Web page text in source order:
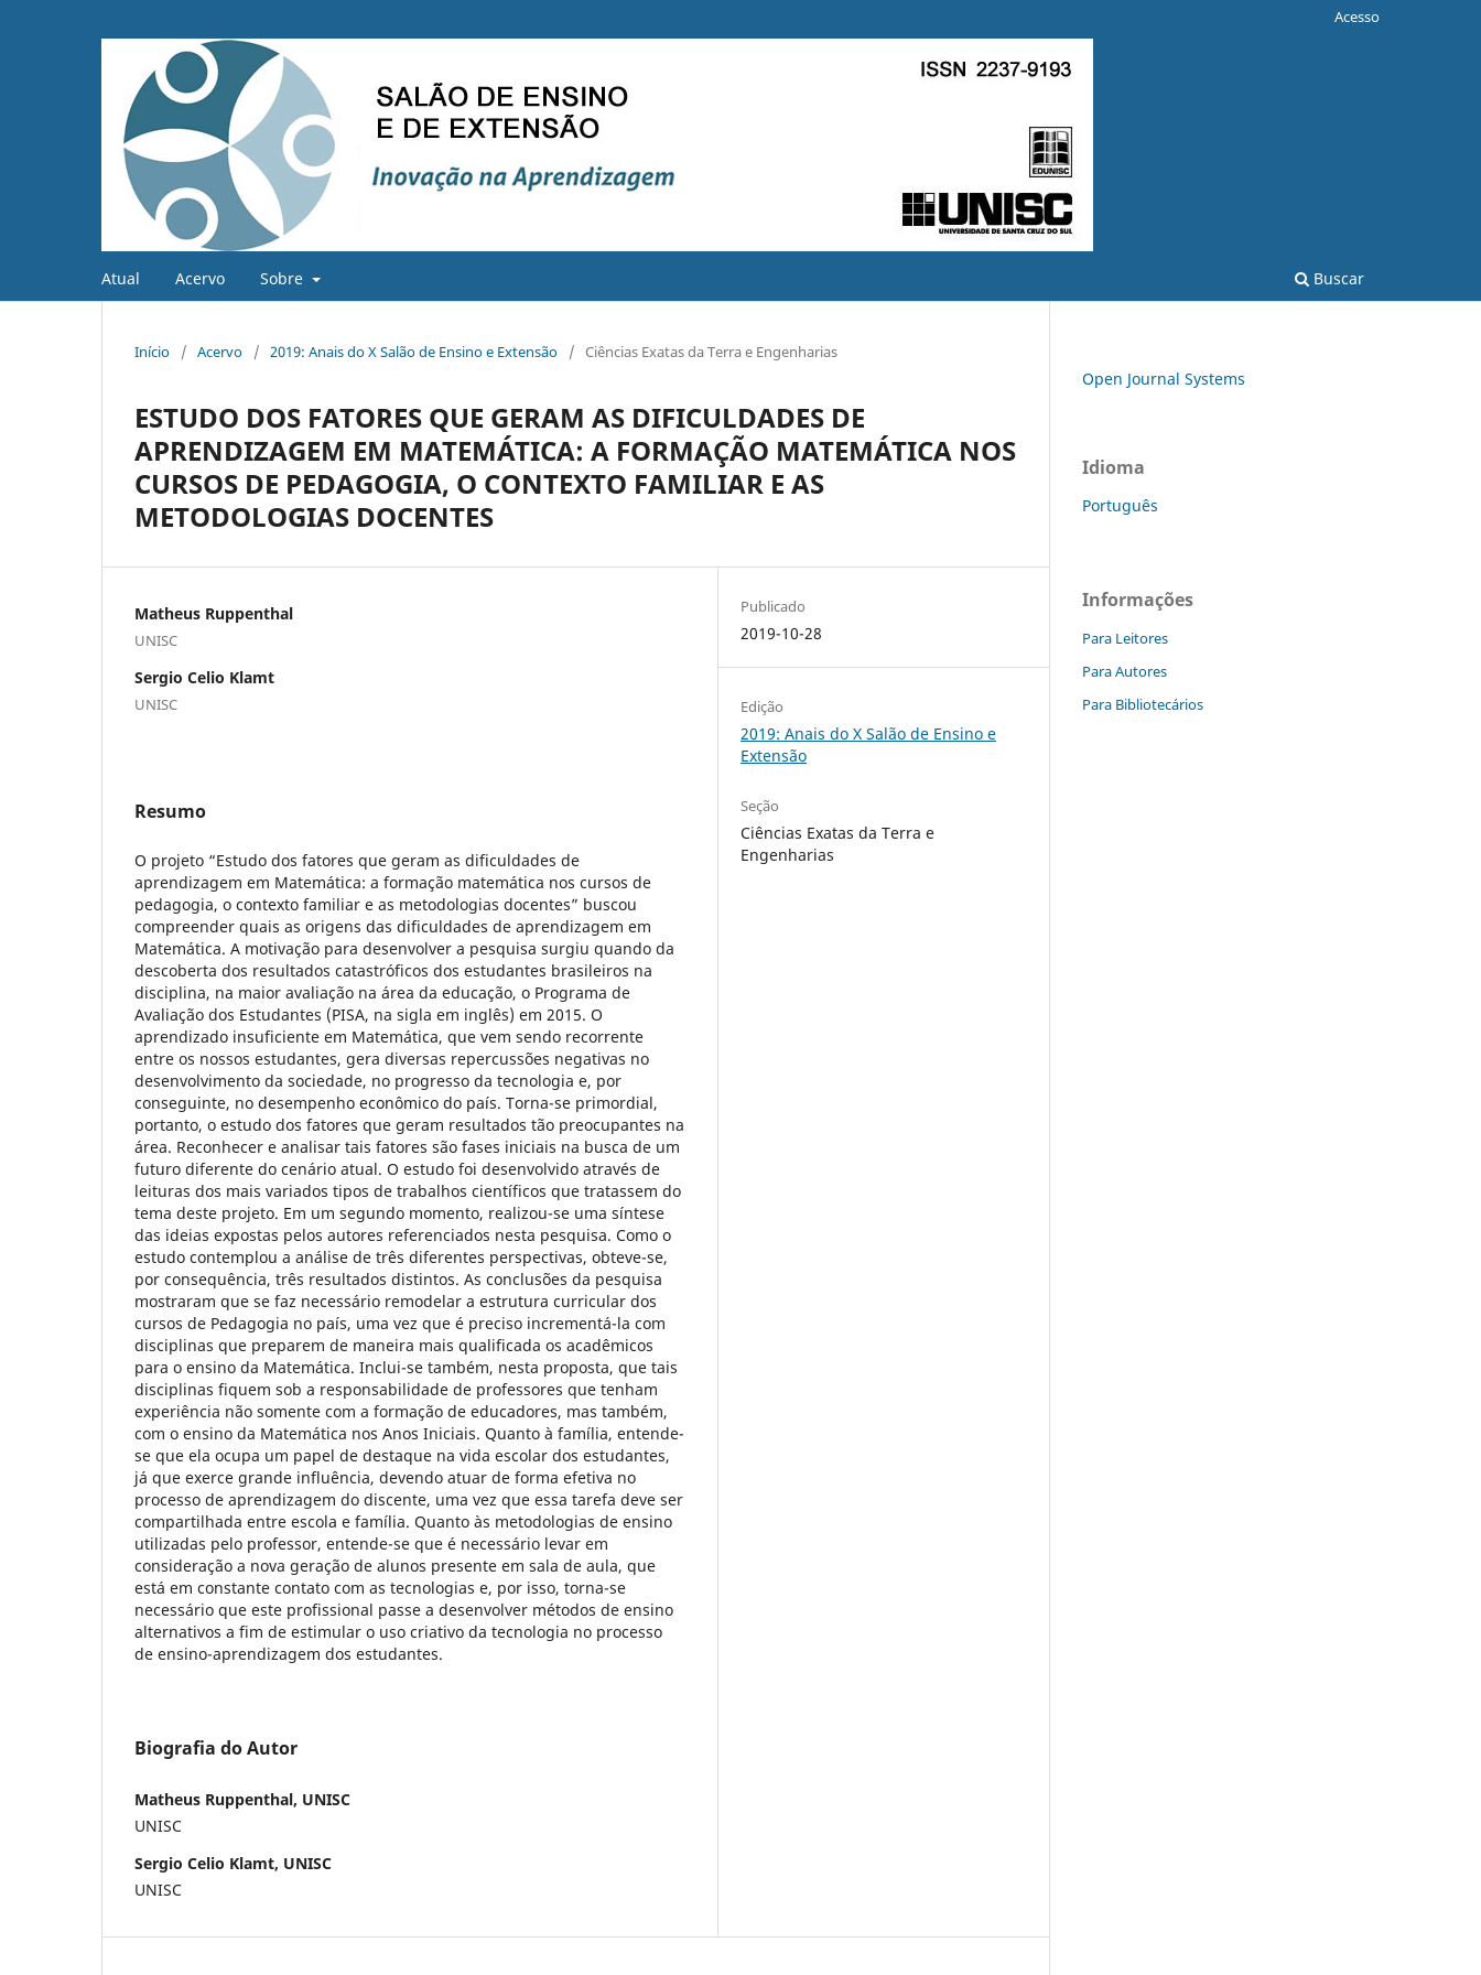
Atual Acervo Sobre Buscar
Acesso
Início / Acervo / 2019: Anais do X Salão de Ensino e Extensão / Ciências Exatas da Terra e Engenharias
ESTUDO DOS FATORES QUE GERAM AS DIFICULDADES DE
APRENDIZAGEM EM MATEMÁTICA: A FORMAÇÃO MATEMÁTICA NOS
CURSOS DE PEDAGOGIA, O CONTEXTO FAMILIAR E AS
METODOLOGIAS DOCENTES
Matheus Ruppenthal
UNISC
Sergio Celio Klamt
UNISC
Resumo
O projeto “Estudo dos fatores que geram as dificuldades de
aprendizagem em Matemática: a formação matemática nos cursos de
pedagogia, o contexto familiar e as metodologias docentes” buscou
compreender quais as origens das dificuldades de aprendizagem em
Matemática. A motivação para desenvolver a pesquisa surgiu quando da
descoberta dos resultados catastróficos dos estudantes brasileiros na
disciplina, na maior avaliação na área da educação, o Programa de
Avaliação dos Estudantes (PISA, na sigla em inglês) em 2015. O
aprendizado insuficiente em Matemática, que vem sendo recorrente
entre os nossos estudantes, gera diversas repercussões negativas no
desenvolvimento da sociedade, no progresso da tecnologia e, por
conseguinte, no desempenho econômico do país. Torna-se primordial,
portanto, o estudo dos fatores que geram resultados tão preocupantes na
área. Reconhecer e analisar tais fatores são fases iniciais na busca de um
futuro diferente do cenário atual. O estudo foi desenvolvido através de
leituras dos mais variados tipos de trabalhos científicos que tratassem do
tema deste projeto. Em um segundo momento, realizou-se uma síntese
das ideias expostas pelos autores referenciados nesta pesquisa. Como o
estudo contemplou a análise de três diferentes perspectivas, obteve-se,
por consequência, três resultados distintos. As conclusões da pesquisa
mostraram que se faz necessário remodelar a estrutura curricular dos
cursos de Pedagogia no país, uma vez que é preciso incrementá-la com
disciplinas que preparem de maneira mais qualificada os acadêmicos
para o ensino da Matemática. Inclui-se também, nesta proposta, que tais
disciplinas fiquem sob a responsabilidade de professores que tenham
experiência não somente com a formação de educadores, mas também,
com o ensino da Matemática nos Anos Iniciais. Quanto à família, entende-
se que ela ocupa um papel de destaque na vida escolar dos estudantes,
já que exerce grande influência, devendo atuar de forma efetiva no
processo de aprendizagem do discente, uma vez que essa tarefa deve ser
compartilhada entre escola e família. Quanto às metodologias de ensino
utilizadas pelo professor, entende-se que é necessário levar em
consideração a nova geração de alunos presente em sala de aula, que
está em constante contato com as tecnologias e, por isso, torna-se
necessário que este profissional passe a desenvolver métodos de ensino
alternativos a fim de estimular o uso criativo da tecnologia no processo
de ensino-aprendizagem dos estudantes.
Biografia do Autor
Matheus Ruppenthal, UNISC
UNISC
Sergio Celio Klamt, UNISC
UNISC
Publicado
2019-10-28
Edição
2019: Anais do X Salão de Ensino e
Extensão
Seção
Ciências Exatas da Terra e
Engenharias
Open Journal Systems
Idioma
Português
Informações
Para Leitores
Para Autores
Para Bibliotecários